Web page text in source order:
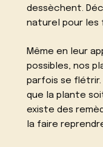
dessèchent.
naturel pour les
Même en leur
possibles, nos
parfois se flétrir.
que la plante
existe des
la faire